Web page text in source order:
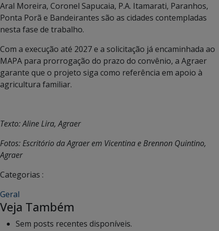
Aral Moreira, Coronel Sapucaia, P.A. Itamarati, Paranhos,
Ponta Porã e Bandeirantes são as cidades contempladas
nesta fase de trabalho.
Com a execução até 2027 e a solicitação já encaminhada ao
MAPA para prorrogação do prazo do convênio, a Agraer
garante que o projeto siga como referência em apoio à
agricultura familiar.
Texto: Aline Lira, Agraer
Fotos: Escritório da Agraer em Vicentina e Brennon Quintino,
Agraer
Categorias :
Geral
Veja Também
Sem posts recentes disponíveis.